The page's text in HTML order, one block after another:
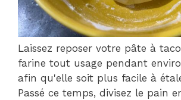
Laissez reposer votre pâte à
farine tout usage pendant
afin qu'elle soit plus facile à
Passé ce temps, divisez le pain